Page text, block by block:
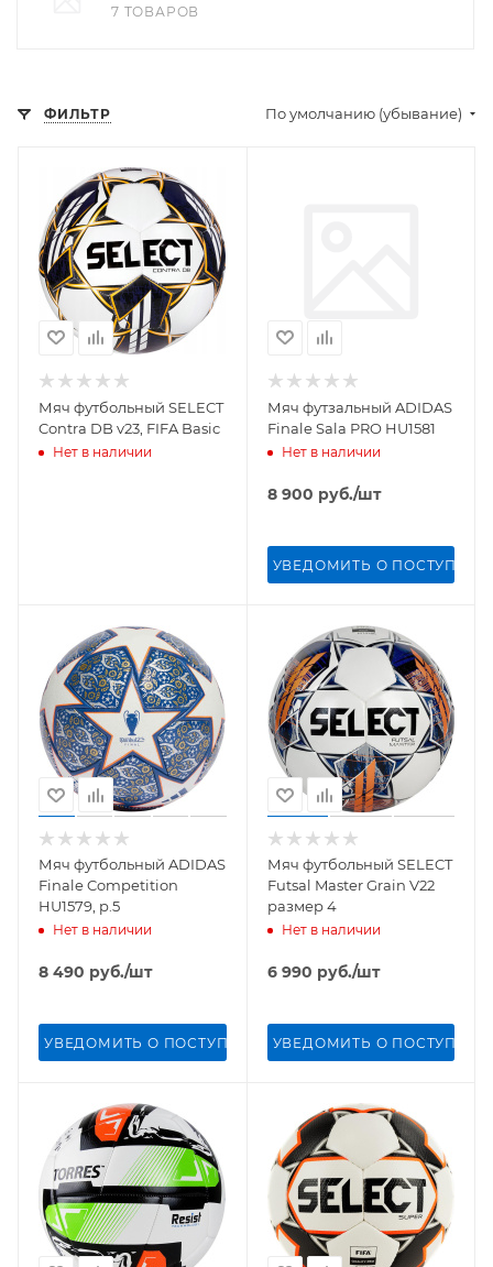
7 ТОВАРОВ
ФИЛЬТР По умолчанию (убывание)
Мяч футбольный SELECT
Contra DB v23, FIFA Basic
Нет в наличии
Мяч футзальный ADIDAS
Finale Sala PRO HU1581
Нет в наличии
8 900 руб./шт
УВЕДОМИТЬ О
Мяч футбольный ADIDAS
Finale Competition
HU1579, р.5
Нет в наличии
8 490 руб./шт
УВЕДОМИТЬ О ПОСТУПЛЕНИИ
Мяч футбольный SELECT
Futsal Master Grain V22
размер 4
Нет в наличии
6 990 руб./шт
УВЕДОМИТЬ О